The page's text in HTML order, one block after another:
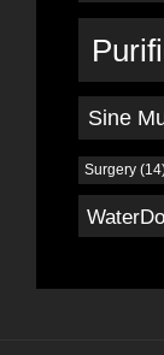
Sine
Surgery